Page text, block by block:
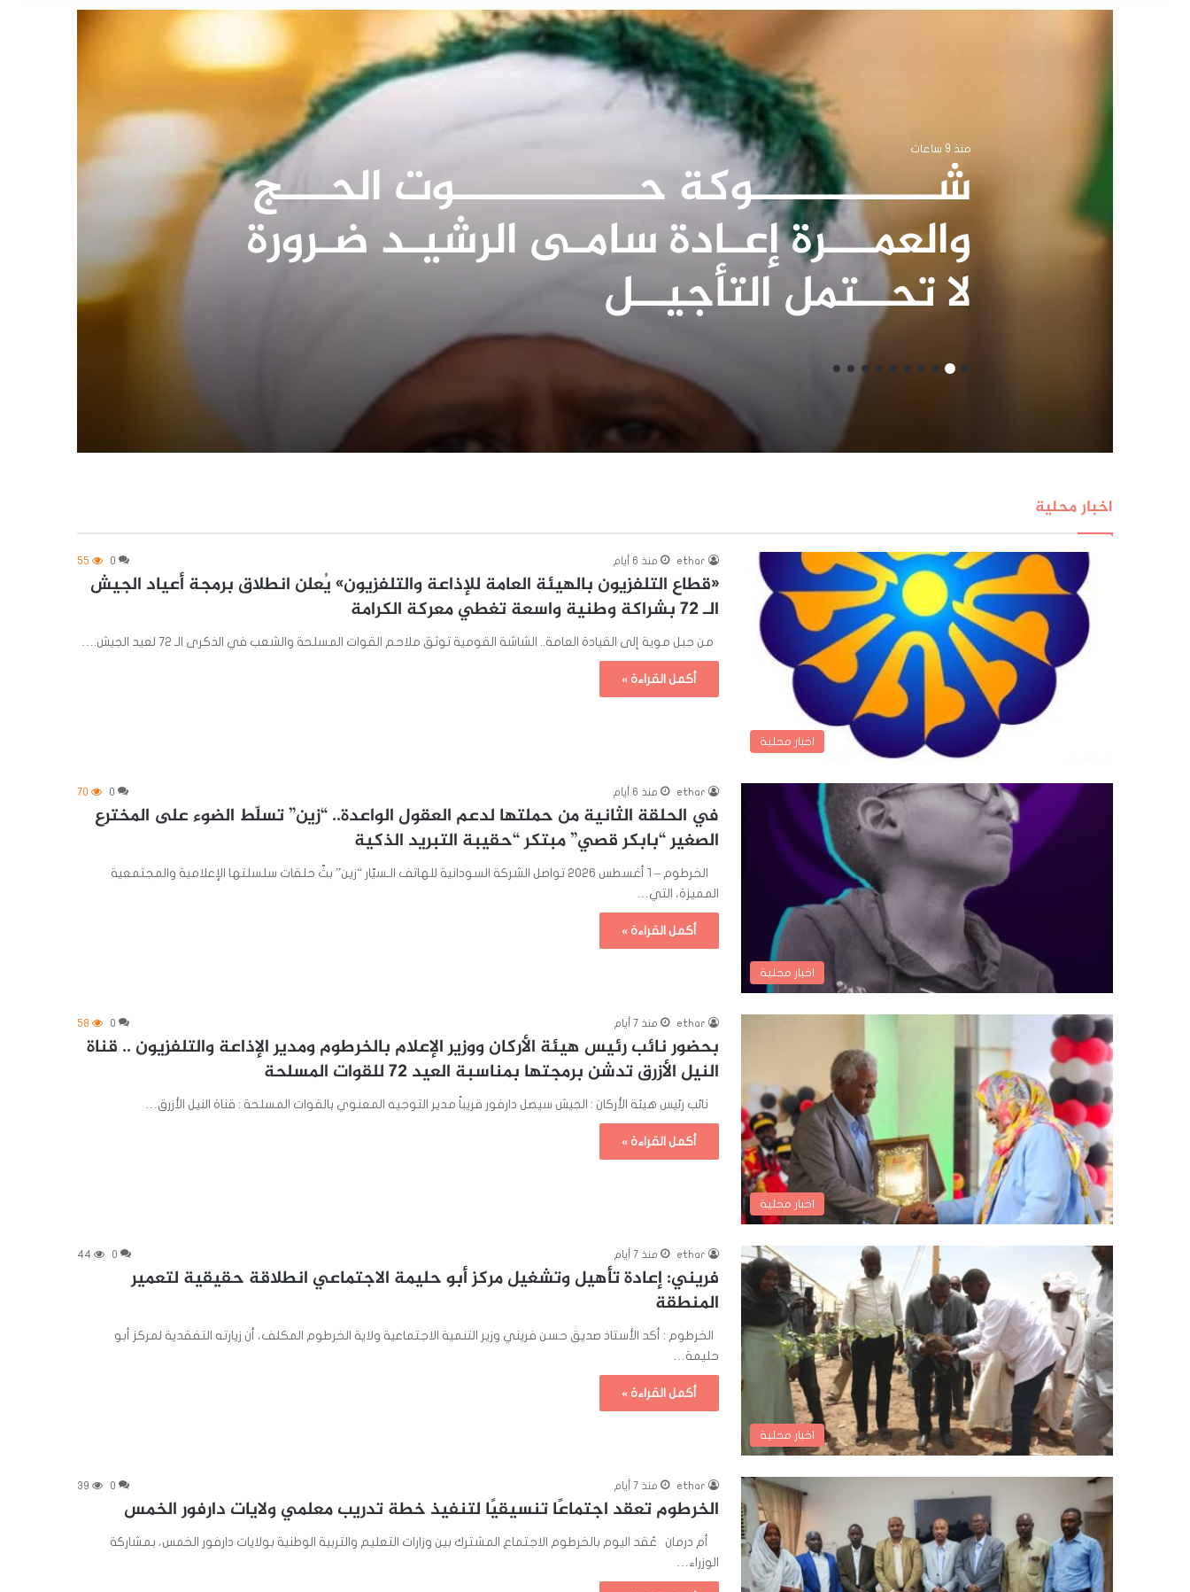
منذ 13 ساعة
عناوين أهم الأخبار اليوم السبت ٨
اغسطس ٢٠٢٦م
اخبار محلية
اخبار محلية
ethar منذ 6 أيام 0
55
«قطاع التلفزيون بالهيئة العامة للإذاعة والتلفزيون» يُعلن انطلاق برمجة أعياد الجيش
الـ 72 بشراكة وطنية واسعة تغطي معركة الكرامة
من جبل موية إلى القيادة العامة.. الشاشة القومية توثق ملاحم القوات المسلحة والشعب في الذكرى الـ 72 لعيد الجيش.…
أكمل القراءة »
اخبار محلية
ethar منذ 6 أيام 0
70
في الحلقة الثانية من حملتها لدعم العقول الواعدة.. “زين” تسلّط الضوء على المخترع
الصغير “بابكر قصي” مبتكر “حقيبة التبريد الذكية
الخرطوم – 1 أغسطس 2026 تواصل الشركة السودانية للهاتف الـسيّار “زين” بثّ حلقات سلسلتها الإعلامية والمجتمعية
المميزة، التي…
أكمل القراءة »
اخبار محلية
ethar منذ 7 أيام 0
58
بحضور نائب رئيس هيئة الأركان ووزير الإعلام بالخرطوم ومدير الإذاعة والتلفزيون .. قناة
النيل الأزرق تدشن برمجتها بمناسبة العيد 72 للقوات المسلحة
نائب رئيس هيئة الأركان : الجيش سيصل دارفور قريباً مدير التوجيه المعنوي بالقوات المسلحة : قناة النيل الأزرق…
أكمل القراءة »
اخبار محلية
ethar منذ 7 أيام 0
44
فريني: إعادة تأهيل وتشغيل مركز أبو حليمة الاجتماعي انطلاقة حقيقية لتعمير
المنطقة
الخرطوم : أكد الأستاذ صديق حسن فريني وزير التنمية الاجتماعية ولاية الخرطوم المكلف، أن زيارته التفقدية لمركز أبو
حليمة…
أكمل القراءة »
ethar منذ 7 أيام 0
39
الخرطوم تعقد اجتماعًا تنسيقيًا لتنفيذ خطة تدريب معلمي ولايات دارفور الخمس
أم درمان عُقد اليوم بالخرطوم الاجتماع المشترك بين وزارات التعليم والتربية الوطنية بولايات دارفور الخمس، بمشاركة
الوزراء…